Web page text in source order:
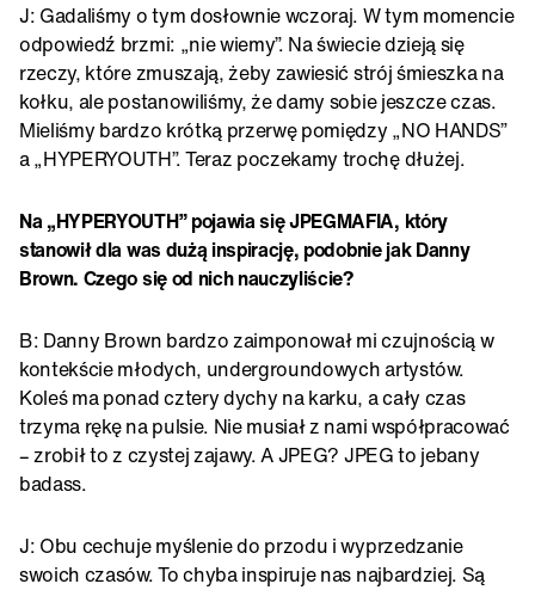
J: Gadaliśmy o tym dosłownie wczoraj. W tym momencie
odpowiedź brzmi: „nie wiemy”. Na świecie dzieją się
rzeczy, które zmuszają, żeby zawiesić strój śmieszka na
kołku, ale postanowiliśmy, że damy sobie jeszcze czas.
Mieliśmy bardzo krótką przerwę pomiędzy „NO HANDS”
a „HYPERYOUTH”. Teraz poczekamy trochę dłużej.
Na „HYPERYOUTH” pojawia się JPEGMAFIA, który
stanowił dla was dużą inspirację, podobnie jak Danny
Brown. Czego się od nich nauczyliście?
B: Danny Brown bardzo zaimponował mi czujnością w
kontekście młodych, undergroundowych artystów.
Koleś ma ponad cztery dychy na karku, a cały czas
trzyma rękę na pulsie. Nie musiał z nami współpracować
– zrobił to z czystej zajawy. A JPEG? JPEG to jebany
badass.
J: Obu cechuje myślenie do przodu i wyprzedzanie
swoich czasów. To chyba inspiruje nas najbardziej. Są